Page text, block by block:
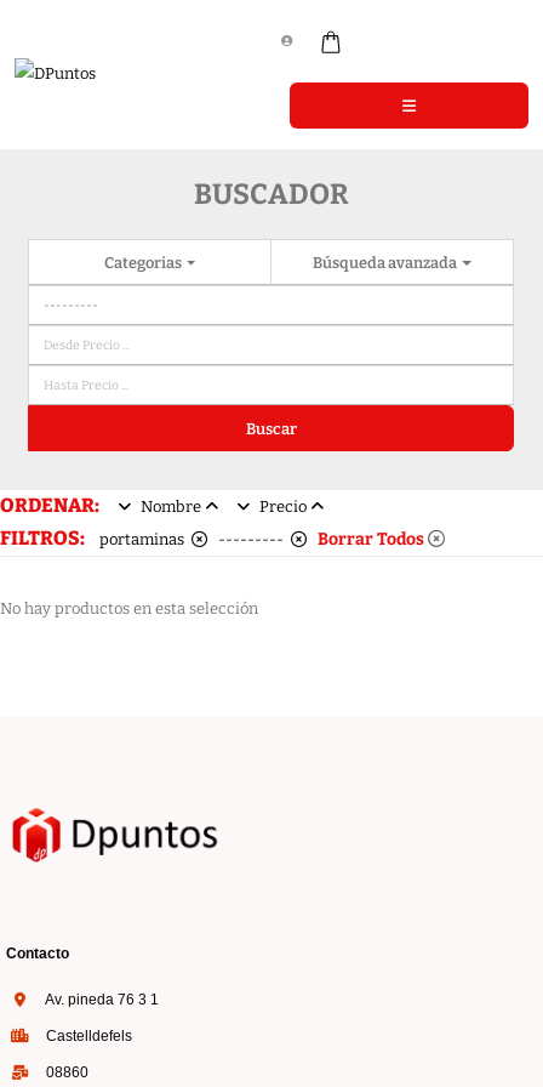
BUSCADOR
Categorias Búsqueda avanzada
Buscar
ORDENAR: Nombre Precio
FILTROS: portaminas --------- Borrar Todos
No hay productos en esta selección
Contacto
Av. pineda 76 3 1
Castelldefels
08860